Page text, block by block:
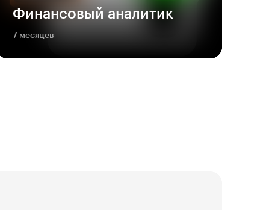
Финансовый аналитик
7 месяцев